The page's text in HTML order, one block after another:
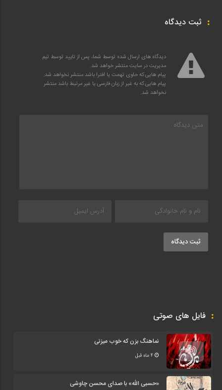
ثبت دیدگاه
دیدگاه های ارسال شده توسط شما، پس از تایید توسط تیم
مدیریت در سایت منتشر خواهد شد.
پیام هایی که حاوی تهمت یا افترا باشد منتشر نخواهد شد.
پیام هایی که به غیر از زبان فارسی یا غیر مرتبط باشد منتشر
نخواهد شد.
ثبت دیدگاه
فایل های صوتی
نماهنگ بزن که خوب میزنی
4 ماه قبل
«حسبی الله» با صدای محسن چاوشی